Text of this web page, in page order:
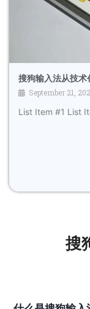
搜狗输入法从技术
September 21,
List Item #1 List
搜